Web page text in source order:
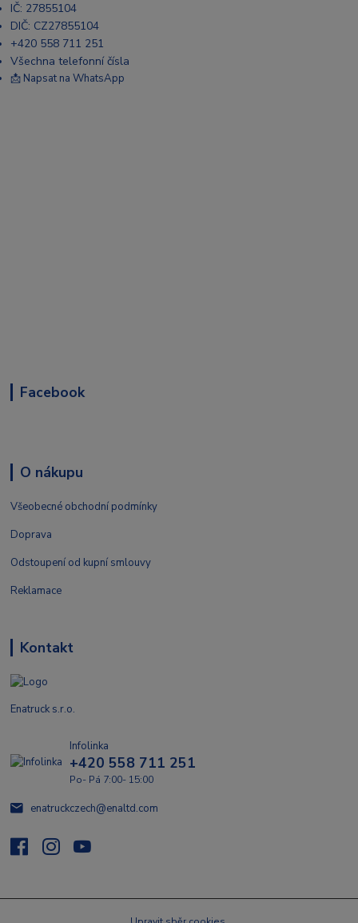
IČ: 27855104
DIČ: CZ27855104
+420 558 711 251
Všechna telefonní čísla
📩 Napsat na WhatsApp
Facebook
O nákupu
Všeobecné obchodní podmínky
Doprava
Odstoupení od kupní smlouvy
Reklamace
Kontakt
Enatruck s.r.o.
Infolinka
+420 558 711 251
Po- Pá 7:00- 15:00
enatruckczech@enaltd.com